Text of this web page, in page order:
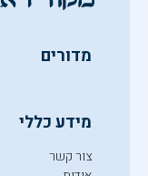
מדורים
מידע כללי
צור קשר